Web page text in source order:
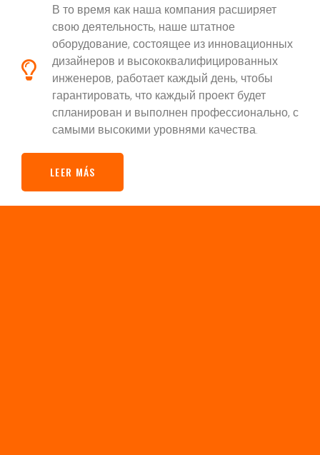
В то время как наша компания расширяет
свою деятельность, наше штатное
оборудование, состоящее из инновационных
дизайнеров и высококвалифицированных
инженеров, работает каждый день, чтобы
гарантировать, что каждый проект будет
спланирован и выполнен профессионально, с
самыми высокими уровнями качества.
LEER MÁS